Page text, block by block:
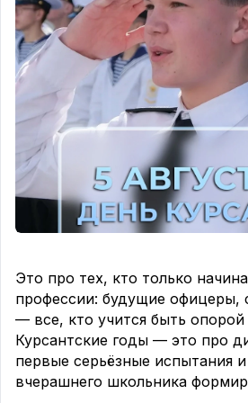
Это про тех, кто только
профессии: будущие офицеры,
— все, кто учится быть
Курсантские годы — это про
первые серьёзные испытания
вчерашнего школьника